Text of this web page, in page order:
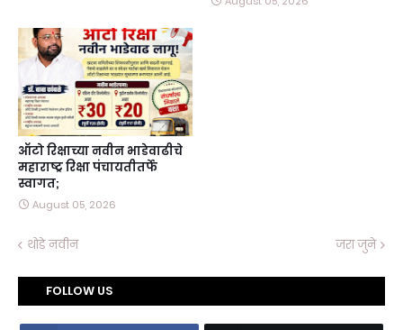
ऑटो रिक्षाच्या नवीन भाडेवाढीचे
महाराष्ट्र रिक्षा पंचायतीतर्फे
स्वागत;
August 05, 2026
थोडे नवीन जरा जुने
FOLLOW US